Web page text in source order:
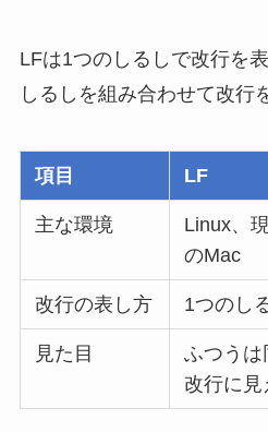
LFは1つのしるしで改行を
しるしを組み合わせて改行
項目 LF
主な環境
Linux、
のMac
改行の表し方 1つのし
見た目
ふつうは
改行に見